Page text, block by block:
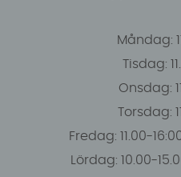
Måndag:
Tisdag:
Onsdag:
Torsdag:
Fredag: 11.00-
Lördag: 10.00-